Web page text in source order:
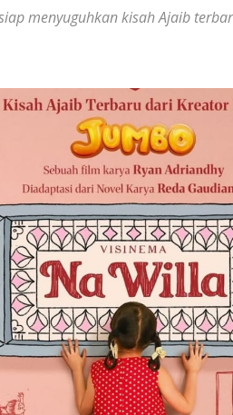
menyuguhkan kisah Ajaib